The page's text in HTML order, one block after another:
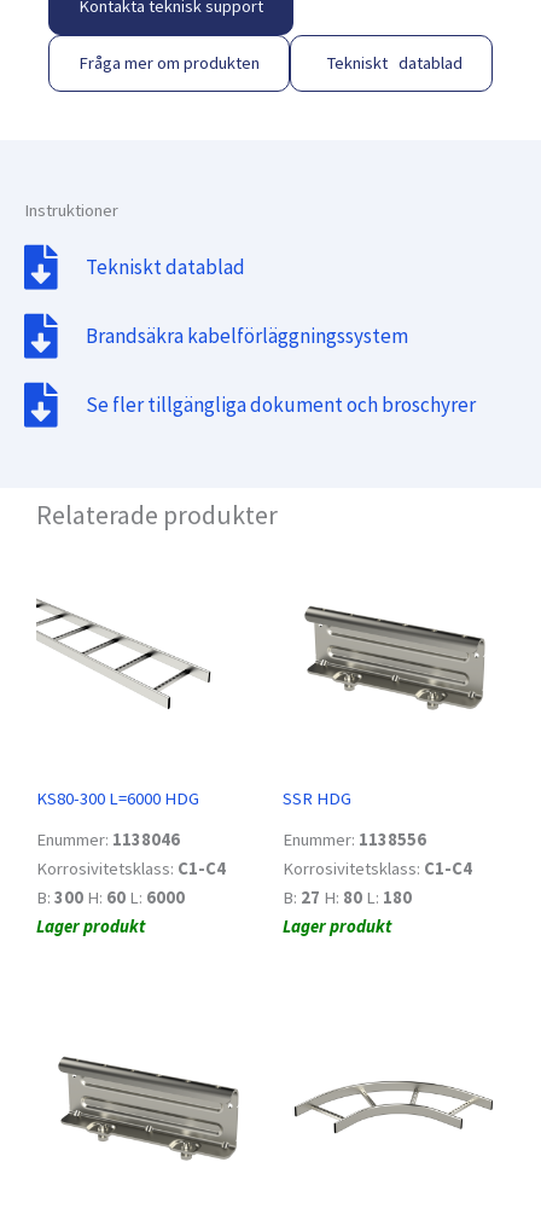
Kontakta teknisk support
Fråga mer om produkten Tekniskt datablad
Instruktioner
Tekniskt datablad
Brandsäkra kabelförläggningssystem
Se fler tillgängliga dokument och broschyrer
Relaterade produkter
KS80-300 L=6000 HDG
Enummer: 1138046
Korrosivitetsklass: C1-C4
B: 300 H: 60 L: 6000
Lager produkt
SSR HDG
Enummer: 1138556
Korrosivitetsklass: C1-C4
B: 27 H: 80 L: 180
Lager produkt